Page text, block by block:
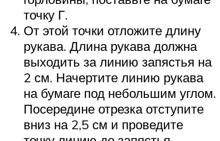
точку Г.
От этой точки отложите длину
рукава. Длина рукава должна
выходить за линию запястья на
2 см. Начертите линию рукава
на бумаге под небольшим углом.
Посередине отрезка отступите
вниз на 2,5 см и проведите